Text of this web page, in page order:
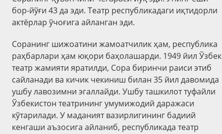
бор-йўғи 43 да эди. Театр республикадаги иқтидорли
актёрлар ўчоғига айланган эди.
Соранинг шижоатини жамоатчилик ҳам, республика
раҳбарлари ҳам юқори баҳолашарди. 1949 йил Ўзбек
театр жамияти яратилди, Сора биринчи раиси этиб
сайланади ва кичик чекиниш билан 35 йил давомида
ушбу лавозимни эгаллайди. Ушбу ташкилот туфайли
Ўзбекистон театрининг умумижодий даражаси
кўтарилади. У маданият вазирлигининг бадиий
кенгаши аъзосига айланиб, республикада театр